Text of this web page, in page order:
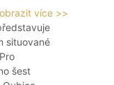
více >>
situované
šest